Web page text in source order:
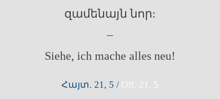
զամենայն նոր:
–
Siehe, ich mache alles neu!
Հայտ. 21, 5 / Off. 21, 5